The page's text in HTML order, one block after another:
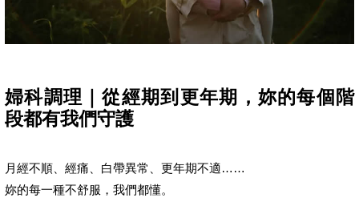
婦科調理｜從經期到更年期，妳的每個階
段都有我們守護
月經不順、經痛、白帶異常、更年期不適……
妳的每一種不舒服，我們都懂。